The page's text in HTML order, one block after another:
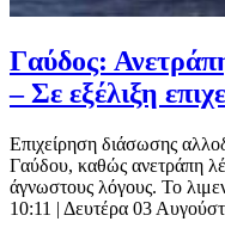
Γαύδος:
– Σε εξέλιξη
Επιχείρηση διάσωσης
Γαύδου, καθώς ανετράπη
άγνωστους λόγους. Το
10:11 | Δευτέρα 03